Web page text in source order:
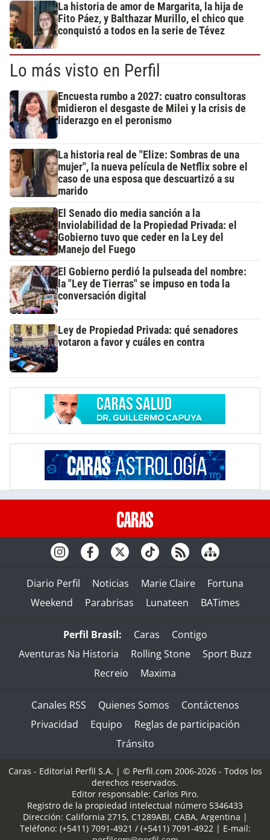
La historia de amor de Margarita, la hija de
Fito Páez, y Balthazar Murillo, el chico que
conquistó a todos en la serie de Tévez
Lo más visto en Perfil
Encuesta rumbo a 2027: cuatro consultoras
midieron el desgaste de Milei y la crisis de
liderazgo en el peronismo
La historia real de "Elize: Sombras de una
mujer", la nueva película de Netflix sobre el
caso de una esposa que descuartizó a su
marido
El Senado dio media sanción a la
Inviolabilidad de la Propiedad Privada: el
Gobierno tuvo que ceder en la Ley del
Manejo del Fuego
El Gobierno perdió la pulseada del nombre:
la "Ley de Tierras" se impuso en toda la
conversación digital
Ley de Propiedad Privada: qué senadores
votaron a favor y cuáles en contra
Diario Perfil Noticias Marie Claire
Fortuna
Weekend
Parabrisas Lunateen BATimes
Perfil Brasil: Caras
Contigo
Aventuras Na Historia
Rolling Stone
Sport Buzz
Recreio
Maxima
Canales RSS Quienes Somos
Contáctenos
Privacidad
Equipo
Reglas de participación
Tránsito
Caras - Editorial Perfil S.A. | © Perfil.com 2006-2026 - Todos los
derechos reservados.
Editor responsable: Carlos Piro.
Registro de la propiedad intelectual número 5346433
Dirección: California 2715, C1289ABI, CABA, Argentina |
Teléfono: (+5411) 7091-4921 / (+5411) 7091-4922| E-mail: